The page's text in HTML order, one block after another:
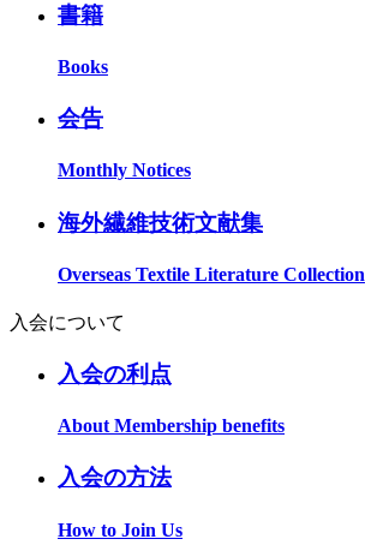
書籍
Books
会告
Monthly Notices
海外繊維技術文献集
Overseas Textile Literature Collection
入会について
入会の利点
About Membership benefits
入会の方法
How to Join Us